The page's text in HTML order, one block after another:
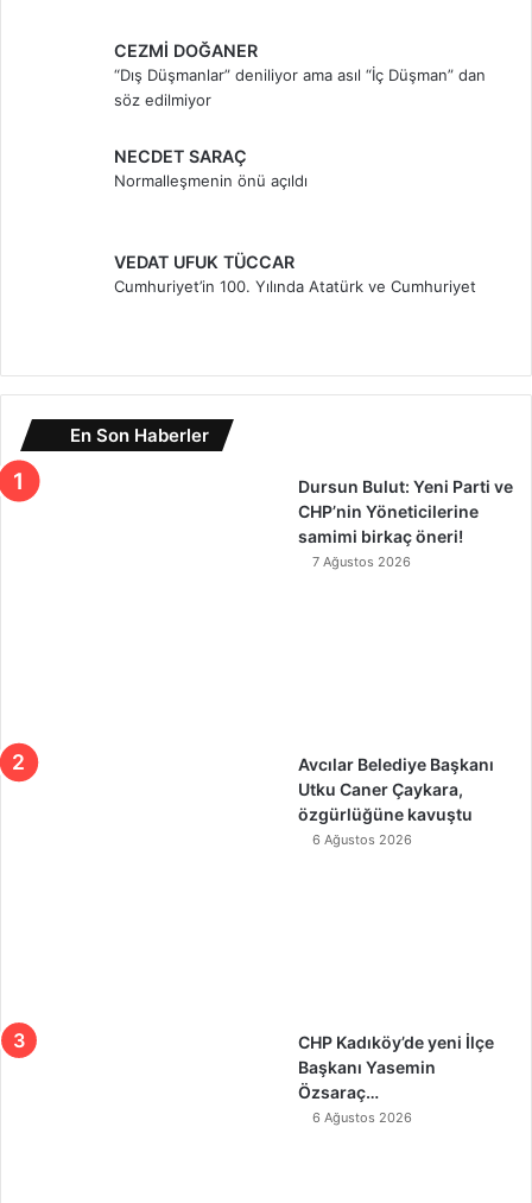
CEZMİ DOĞANER
“Dış Düşmanlar” deniliyor ama asıl “İç Düşman” dan
söz edilmiyor
NECDET SARAÇ
Normalleşmenin önü açıldı
VEDAT UFUK TÜCCAR
Cumhuriyet’in 100. Yılında Atatürk ve Cumhuriyet
En Son Haberler
Dursun Bulut: Yeni Parti ve
CHP’nin Yöneticilerine
samimi birkaç öneri!
7 Ağustos 2026
Avcılar Belediye Başkanı
Utku Caner Çaykara,
özgürlüğüne kavuştu
6 Ağustos 2026
CHP Kadıköy’de yeni İlçe
Başkanı Yasemin
Özsaraç…
6 Ağustos 2026